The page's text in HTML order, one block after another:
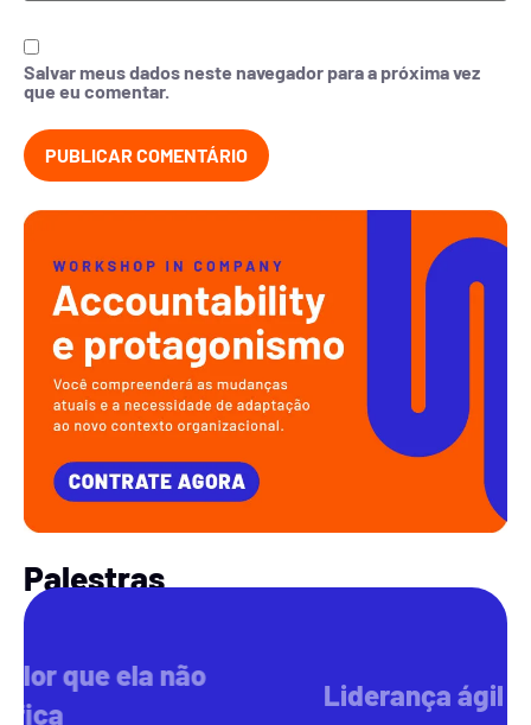
Salvar meus dados neste navegador para a próxima vez
que eu comentar.
Palestras
Liderança ágil e adaptativa